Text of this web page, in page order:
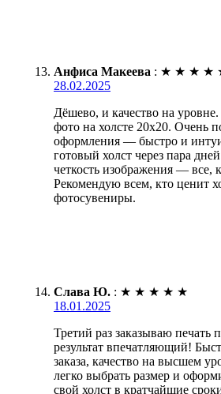
Анфиса Макеева : ★ ★ ★ ★
28.02.2025
Дёшево, и качество на уровне.
фото на холсте 20х20. Очень
оформления — быстро и
готовый холст через пара
четкость изображения — все,
Рекомендую всем, кто ценит
фотосувениры.
Слава Ю. : ★ ★ ★ ★ ★
18.01.2025
Третий раз заказываю печать
результат впечатляющий!
заказа, качество на высшем
легко выбрать размер и
свой холст в кратчайшие